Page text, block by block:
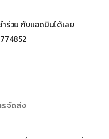
ร่วย กับแอดมินได้เลย
รจัดส่ง